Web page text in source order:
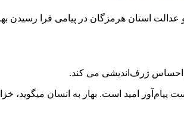
عدالت استان هرمزگان در پیامی فرا رسیدن
احساس ژرف‌اندیشی می کند.
است پیام‌آور امید است. بهار به انسان